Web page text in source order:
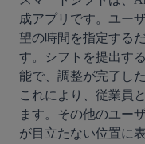
成アプリです。ユー
望の時間を指定する
す。シフトを提出す
能で、調整が完了し
これにより、従業員
ます。その他のユー
が目立たない位置に